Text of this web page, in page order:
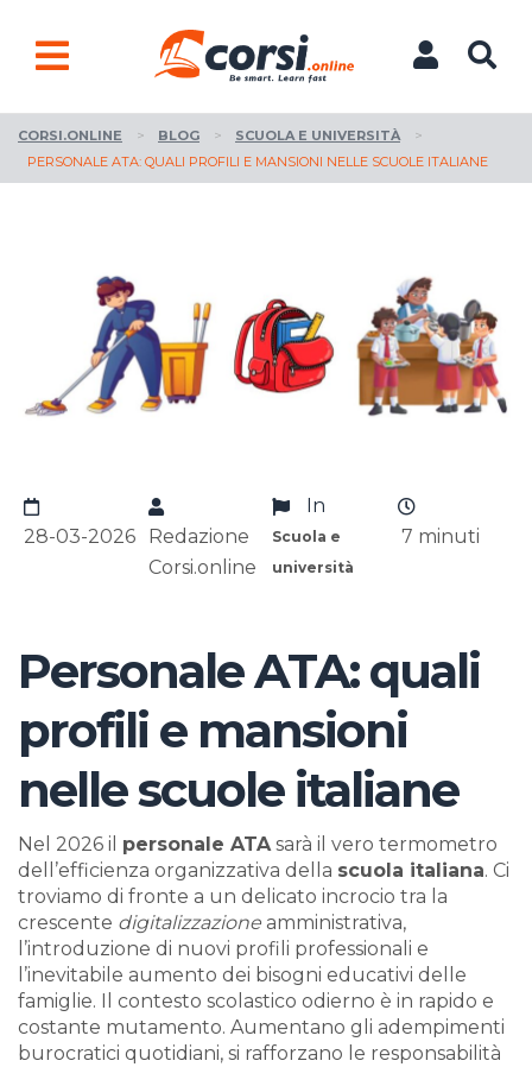
CORSI.ONLINE > BLOG > SCUOLA E UNIVERSITÀ
>
PERSONALE ATA: QUALI PROFILI E MANSIONI NELLE SCUOLE ITALIANE
28-03-2026
Redazione
Corsi.online
In
Scuola e
università
7 minuti
Personale ATA: quali
profili e mansioni
nelle scuole italiane
Nel 2026 il personale ATAsarà il vero termometro
dell’efficienza organizzativa della scuola italiana. Ci
troviamo di fronte a un delicato incrocio tra la
crescente digitalizzazione amministrativa,
l’introduzione di nuovi profili professionali e
l’inevitabile aumento dei bisogni educativi delle
famiglie. Il contesto scolastico odierno è in rapido e
costante mutamento. Aumentano gli adempimenti
burocratici quotidiani, si rafforzano le responsabilità